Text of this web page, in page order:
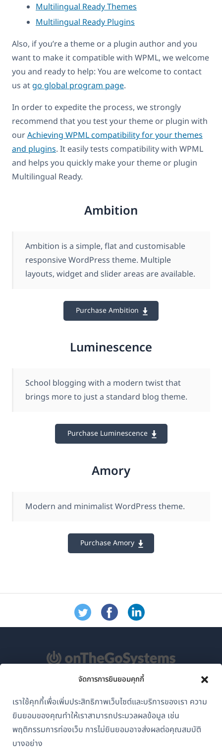
จัดการการยินยอมคุกกี้
เราใช้คุกกี้เพื่อเพิ่มประสิทธิภาพเว็บไซต์และบริการของเรา ความ
ยินยอมของคุณทำให้เราสามารถประมวลผลข้อมูล เช่น
พฤติกรรมการท่องเว็บ การไม่ยินยอมอาจส่งผลต่อคุณสมบัติ
บางอย่าง
Multilingual Ready Themes
Multilingual Ready Plugins
Also, if you’re a theme or a plugin author and you
want to make it compatible with WPML, we welcome
you and ready to help: You are welcome to contact
us at go global program page.
In order to expedite the process, we strongly
recommend that you test your theme or plugin with
ourAchieving WPML compatibility for your themes
and plugins. It easily tests compatibility with WPML
and helps you quickly make your theme or plugin
Multilingual Ready.
Ambition
Ambition is a simple, flat and customisable
responsive WordPress theme. Multiple
layouts, widget and slider areas are available.
Purchase Ambition
Luminescence
School blogging with a modern twist that
brings more to just a standard blog theme.
Purchase Luminescence
Amory
Modern and minimalist WordPress theme.
Purchase Amory
GDPR และนโยบายความเป็นส่วนตัว
เข้าร่วมทีมของเรา(เปิด